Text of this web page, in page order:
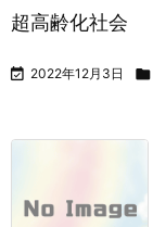
超高齢化社会
 2022年12月3日 